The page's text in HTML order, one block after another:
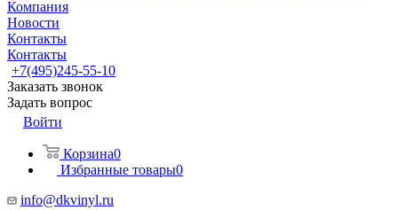
Компания
Новости
Контакты
Контакты
+7(495)245-55-10
Заказать звонок
Задать вопрос
Войти
Корзина0
Избранные товары0
info@dkvinyl.ru